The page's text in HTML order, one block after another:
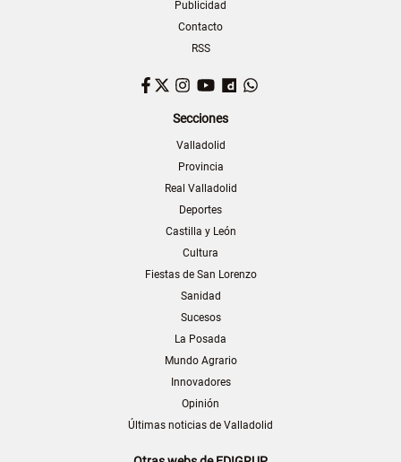
Publicidad
Contacto
RSS
Facebook
TwitterInstagram
YouTubeDailymotion
Secciones
Valladolid
Provincia
Real Valladolid
Deportes
Castilla y León
Cultura
Fiestas de San Lorenzo
Sanidad
Sucesos
La Posada
Mundo Agrario
Innovadores
Opinión
Últimas noticias de Valladolid